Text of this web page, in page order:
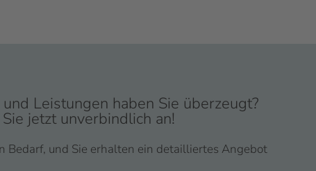
Leistungen haben Sie überzeugt?
jetzt unverbindlich an!
Bedarf, und Sie erhalten ein detailliertes Angebot